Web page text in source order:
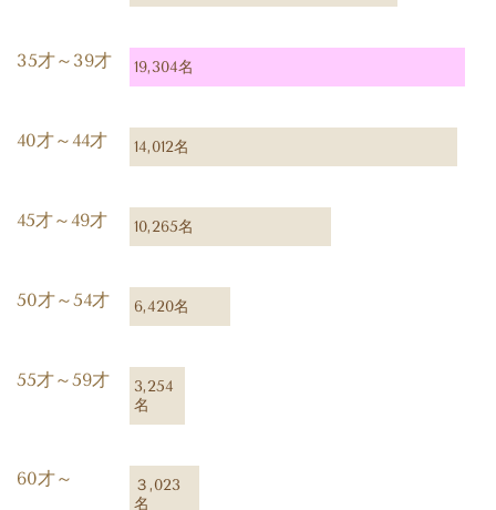
35才～39才 19,304名
40才～44才 14,012名
45才～49才 10,265名
50才～54才 6,420名
55才～59才
3,254
名
60才～
３,023
名